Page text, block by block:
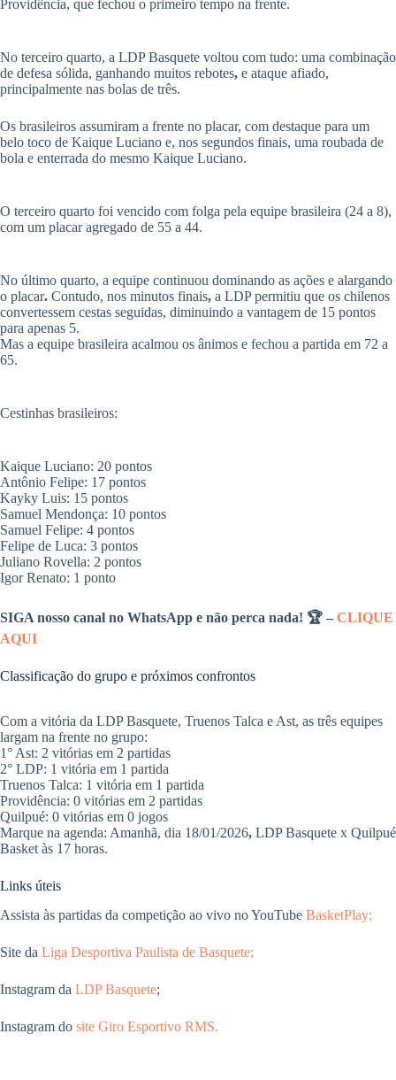
Providência, que fechou o primeiro tempo na frente.
​No terceiro quarto, a LDP Basquete voltou com tudo: uma combinação
de defesa sólida, ganhando muitos rebotes, e ataque afiado,
principalmente nas bolas de três.
Os brasileiros assumiram a frente no placar, com destaque para um
belo toco de Kaique Luciano e, nos segundos finais, uma roubada de
bola e enterrada do mesmo Kaique Luciano.
O terceiro quarto foi vencido com folga pela equipe brasileira (24 a 8),
com um placar agregado de 55 a 44.
​No último quarto, a equipe continuou dominando as ações e alargando
o placar. Contudo, nos minutos finais, a LDP permitiu que os chilenos
convertessem cestas seguidas, diminuindo a vantagem de 15 pontos
para apenas 5.
Mas a equipe brasileira acalmou os ânimos e fechou a partida em 72 a
65.
​Cestinhas brasileiros:
​Kaique Luciano: 20 pontos
​Antônio Felipe: 17 pontos
​Kayky Luis: 15 pontos
​Samuel Mendonça: 10 pontos
​Samuel Felipe: 4 pontos
​Felipe de Luca: 3 pontos
​Juliano Rovella: 2 pontos
​Igor Renato: 1 ponto
SIGA nosso canal no WhatsApp e não perca nada! 🏆 – CLIQUE
AQUI
​Classificação do grupo e próximos confrontos
Com a vitória da LDP Basquete, Truenos Talca e Ast, as três equipes
largam na frente no grupo:
​1° Ast: 2 vitórias em 2 partidas
2° ​LDP: 1 vitória em 1 partida
​Truenos Talca: 1 vitória em 1 partida
​Providência: 0 vitórias em 2 partidas
​Quilpué: 0 vitórias em 0 jogos
​Marque na agenda: Amanhã, dia 18/01/2026, LDP Basquete x Quilpué
Basket às 17 horas.
​Links úteis
Assista às partidas da competição ao vivo no YouTube BasketPlay;
Site da Liga Desportiva Paulista de Basquete;
Instagram da LDP Basquete;
Instagram do site Giro Esportivo RMS.